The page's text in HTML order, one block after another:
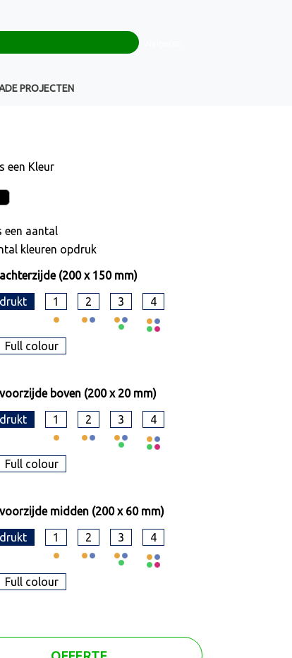
+32(0)16 43 54 19
PROJECTEN
een Kleur
een aantal
kleuren opdruk
(200 x 150 mm)
1 2 3 4
Full colour
boven (200 x 20 mm)
1 2 3 4
Full colour
midden (200 x 60 mm)
1 2 3 4
Full colour